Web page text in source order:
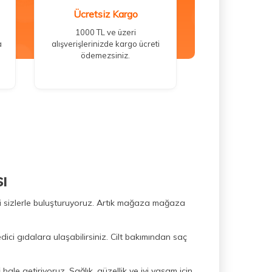
Ücretsiz Kargo
1000 TL ve üzeri
alışverişlerinizde kargo ücreti
ödemezsiniz.
sizlerle buluşturuyoruz. Artık mağaza mağaza
gıdalara ulaşabilirsiniz. Cilt bakımından saç